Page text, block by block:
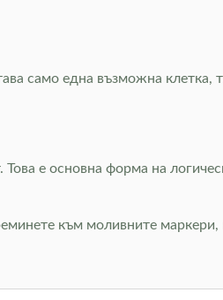
само една възможна клетка,
е основна форма на
към моливните маркери,